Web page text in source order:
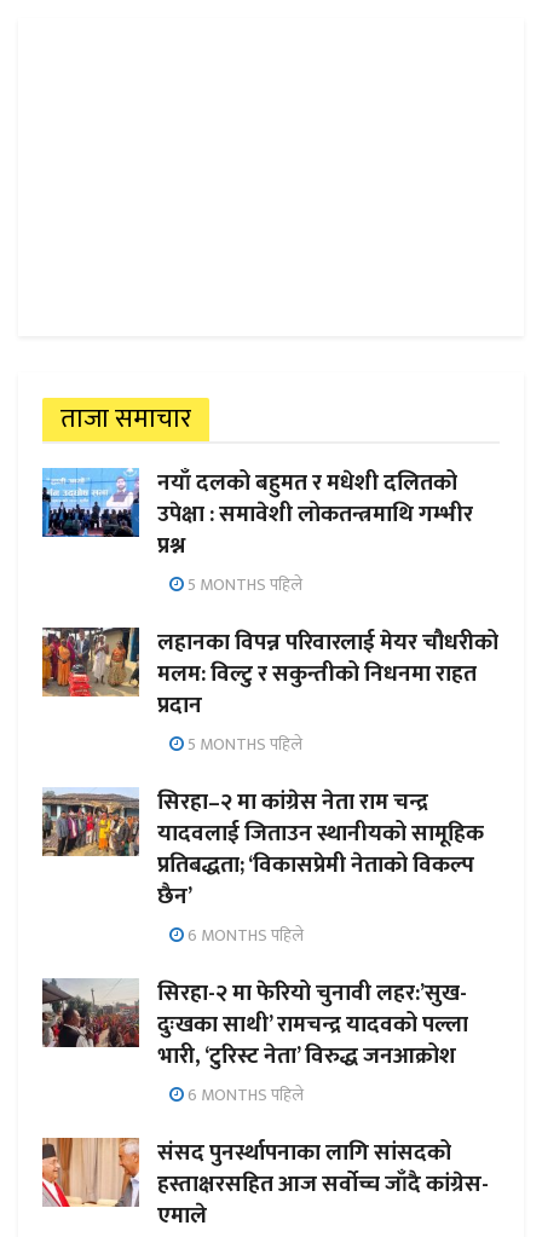
ताजा समाचार
नयाँ दलको बहुमत र मधेशी दलितको
उपेक्षा : समावेशी लोकतन्त्रमाथि गम्भीर
प्रश्न
5 MONTHS पहिले
लहानका विपन्न परिवारलाई मेयर चौधरीको
मलम: विल्टु र सकुन्तीको निधनमा राहत
प्रदान
5 MONTHS पहिले
सिरहा–२ मा कांग्रेस नेता राम चन्द्र
यादवलाई जिताउन स्थानीयको सामूहिक
प्रतिबद्धता; ‘विकासप्रेमी नेताको विकल्प
छैन’
6 MONTHS पहिले
सिरहा-२ मा फेरियो चुनावी लहर:’सुख-
दुःखका साथी’ रामचन्द्र यादवको पल्ला
भारी, ‘टुरिस्ट नेता’ विरुद्ध जनआक्रोश
6 MONTHS पहिले
संसद पुनर्स्थापनाका लागि सांसदको
हस्ताक्षरसहित आज सर्वोच्च जाँदै कांग्रेस-
एमाले